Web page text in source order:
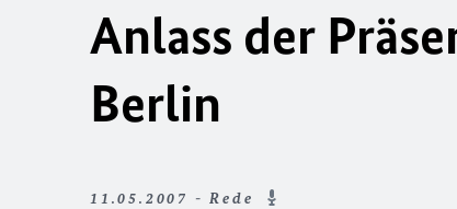
Anlass der
Berlin
11.05.2007 - Rede